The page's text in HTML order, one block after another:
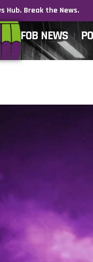
Hub. Break the News.
FOB NEWS